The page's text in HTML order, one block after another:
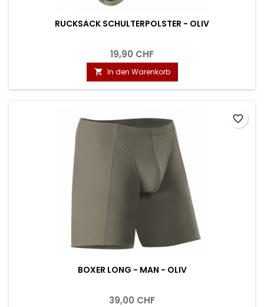
RUCKSACK SCHULTERPOLSTER - OLIV
19,90 CHF
 In den Warenkorb
BOXER LONG - MAN - OLIV
39,00 CHF
favorite_border